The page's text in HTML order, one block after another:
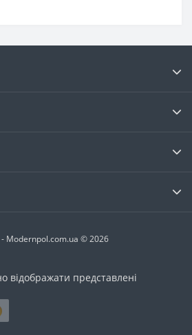
Modernpol.com.ua © 2026
відображати представлені